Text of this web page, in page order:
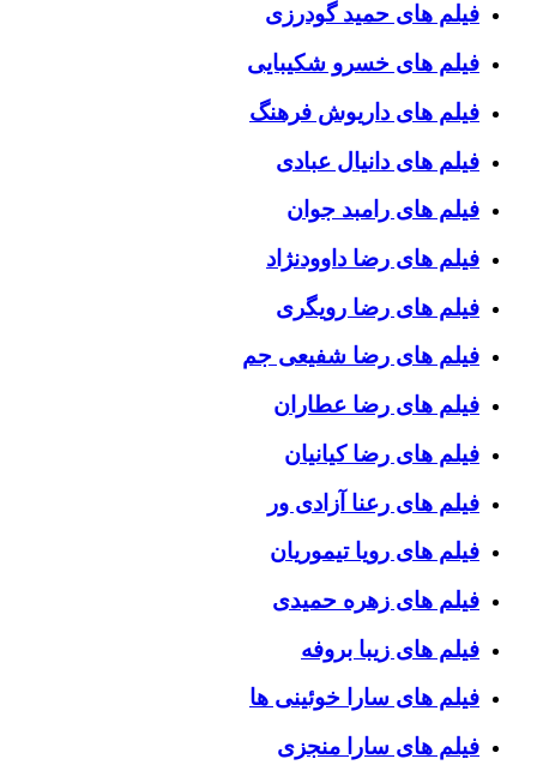
فیلم های حمید گودرزی
فیلم های خسرو شکیبایی
فیلم های داریوش فرهنگ
فیلم های دانیال عبادی
فیلم های رامبد جوان
فیلم های رضا داوودنژاد
فیلم های رضا رویگری
فیلم های رضا شفیعی جم
فیلم های رضا عطاران
فیلم های رضا کیانیان
فیلم های رعنا آزادی ور
فیلم های رویا تیموریان
فیلم های زهره حمیدی
فیلم های زیبا بروفه
فیلم های سارا خوئینی ها
فیلم های سارا منجزی